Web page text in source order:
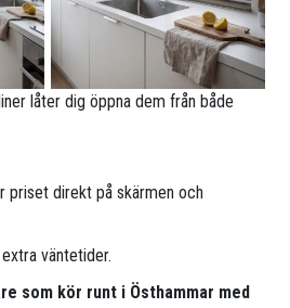
låter dig öppna dem från både
priset direkt på skärmen och
väntetider.
som kör runt i Östhammar med